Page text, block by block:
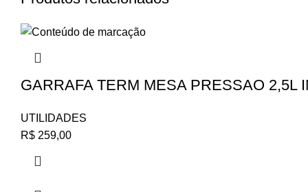
GARRAFA TERM MESA PRESSAO 2,5L
UTILIDADES
R$ 259,00